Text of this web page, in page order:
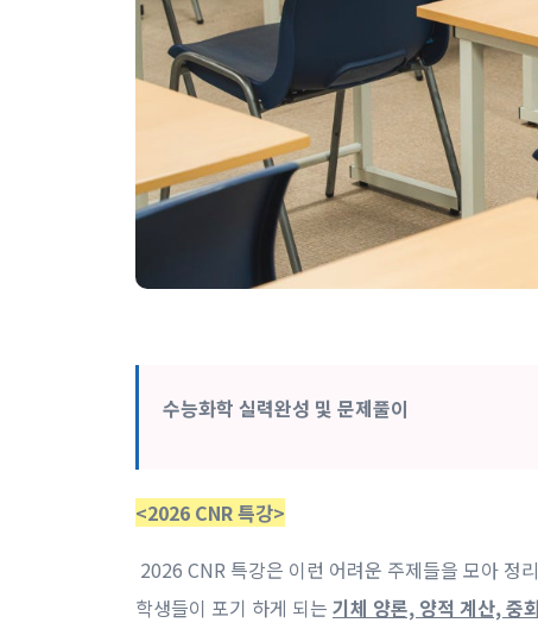
수능화학 실력완성 및 문제풀이
<2026 CNR 특강>
2026 CNR 특강은 이런 어려운 주제들을 모아 정
학생들이 포기 하게 되는 기체 양론, 양적 계산, 중